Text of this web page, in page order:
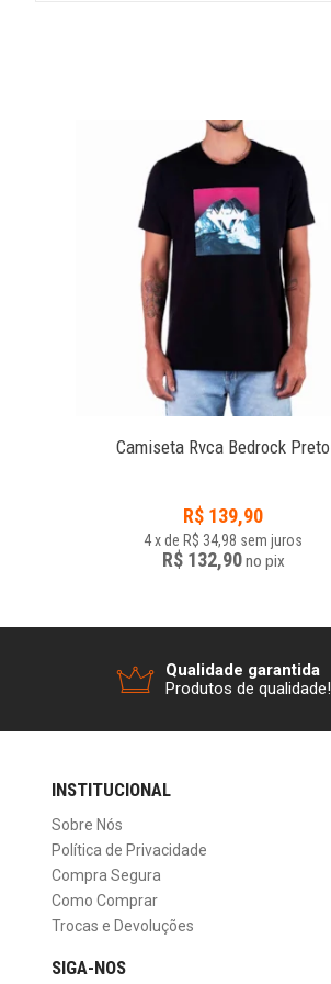
Camiseta Rvca Bedrock Preto
R$ 139,90
4xde R$ 34,98 sem juros
R$ 132,90no pix
Qualidade garantida
Produtos de qualidade!
INSTITUCIONAL
Sobre Nós
Política de Privacidade
Compra Segura
Como Comprar
Trocas e Devoluções
SIGA-NOS